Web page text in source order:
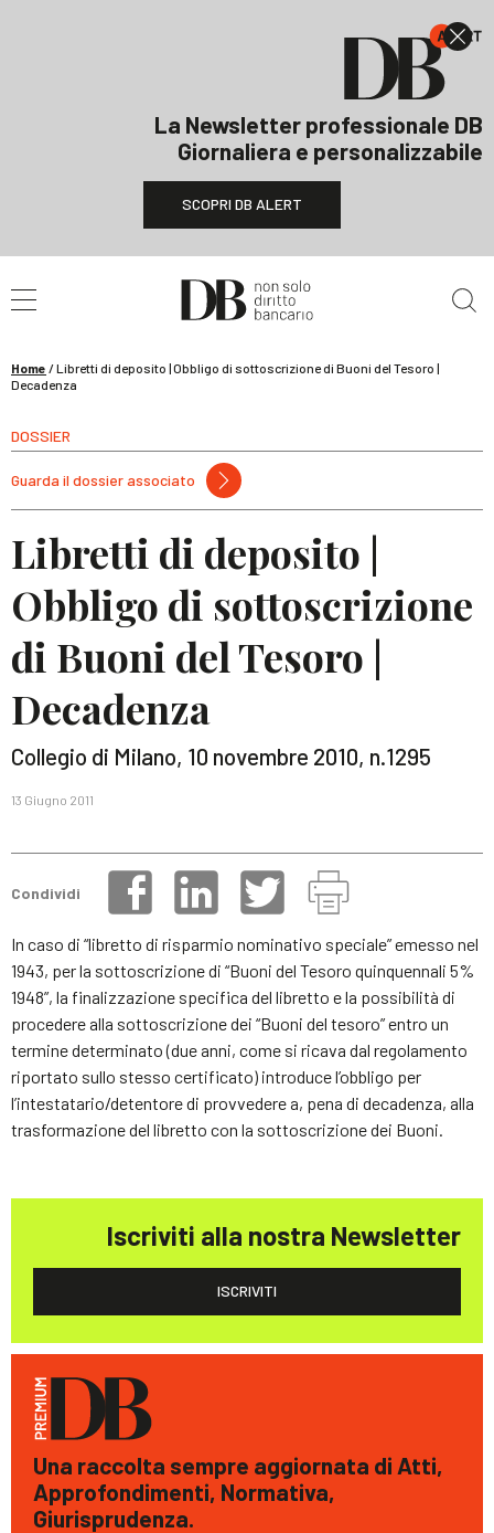
La Newsletter professionale DB
Giornaliera e personalizzabile
SCOPRI DB ALERT
Home /Libretti di deposito | Obbligo di sottoscrizione di Buoni del Tesoro |
Decadenza
DOSSIER
Guarda il dossier associato
Libretti di deposito |
Obbligo di sottoscrizione
di Buoni del Tesoro |
Decadenza
Collegio di Milano, 10 novembre 2010, n.1295
13 Giugno 2011
Condividi
In caso di “libretto di risparmio nominativo speciale” emesso nel
1943, per la sottoscrizione di “Buoni del Tesoro quinquennali 5%
1948”, la finalizzazione specifica del libretto e la possibilità di
procedere alla sottoscrizione dei “Buoni del tesoro” entro un
termine determinato (due anni, come si ricava dal regolamento
riportato sullo stesso certificato) introduce l’obbligo per
l’intestatario/detentore di provvedere a, pena di decadenza, alla
trasformazione del libretto con la sottoscrizione dei Buoni.
Iscriviti alla nostra Newsletter
ISCRIVITI
Una raccolta sempre aggiornata di Atti,
Approfondimenti, Normativa,
Giurisprudenza.